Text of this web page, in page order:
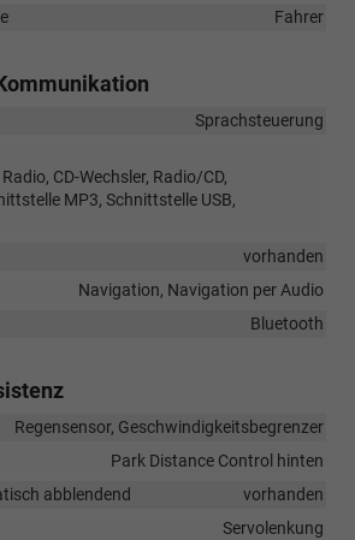
Fahrer
Sprachsteuerung
CD-Wechsler, Radio/CD,
MP3, Schnittstelle USB,
vorhanden
Navigation, Navigation per Audio
Bluetooth
Regensensor, Geschwindigkeitsbegrenzer
Park Distance Control hinten
abblendend
vorhanden
Servolenkung